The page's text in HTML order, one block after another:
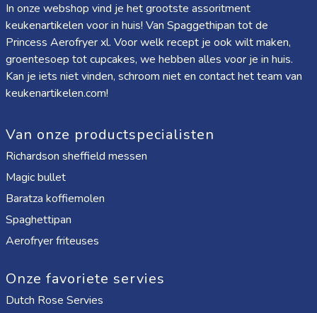
In onze webshop vind je het grootste assoritment
keukenartikelen voor in huis! Van Spaggethipan tot de
Princess Aerofryer xl. Voor welk recept je ook wilt maken,
groentesoep tot cupcakes, we hebben alles voor je in huis.
Kan je iets niet vinden, schroom niet en contact het team van
keukenartikelen.com!
Van onze productspecialisten
Richardson sheffield messen
Magic bullet
Baratza koffiemolen
Spaghettipan
Aerofryer friteuses
Onze favoriete servies
Dutch Rose Servies